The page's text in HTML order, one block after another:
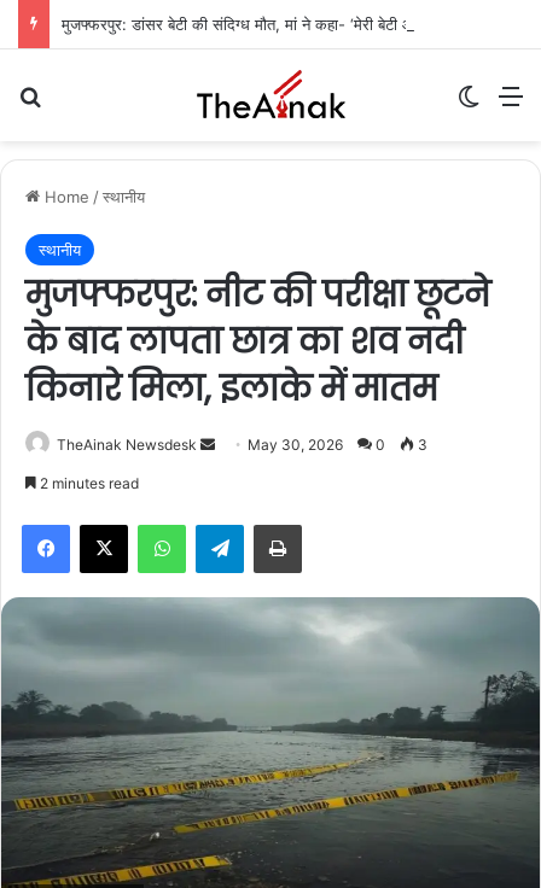
Home /स्थानीय
स्थानीय
मुजफ्फरपुर: नीट की परीक्षा छूटने
के बाद लापता छात्र का शव नदी
किनारे मिला, इलाके में मातम
TheAinak Newsdesk
a
l
May 30, 2026 0 3
2 minutes read
Telegram